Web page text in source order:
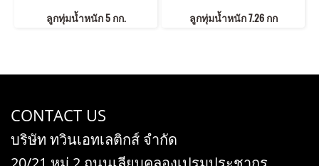
ลูกทุ่มน้ำหนัก 5 กก. ลูกทุ่มน้ำหนัก 7.26 กก
CONTACT US
บริษัท ทวินเอทเลติกส์ จำกัด